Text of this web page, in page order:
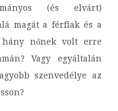
(és elvárt)
magát a férfiak és a
hány nőnek volt erre
Vagy egyáltalán
szenvedélye az